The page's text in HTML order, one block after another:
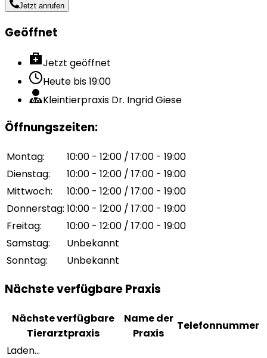
Jetzt anrufen
Geöffnet
Jetzt geöffnet
Heute bis19:00
Kleintierpraxis Dr. Ingrid Giese
Öffnungszeiten:
Montag:
10:00 - 12:00 / 17:00 - 19:00
Dienstag:
10:00 - 12:00 / 17:00 - 19:00
Mittwoch:
10:00 - 12:00 / 17:00 - 19:00
Donnerstag: 10:00 - 12:00 / 17:00 - 19:00
Freitag:
10:00 - 12:00 / 17:00 - 19:00
Samstag:
Unbekannt
Sonntag: Unbekannt
Nächste verfügbare Praxis
Nächste verfügbare
Tierarztpraxis
Name der
Praxis
Telefonnummer
Laden...